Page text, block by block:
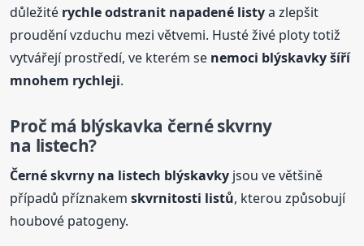
důležité rychle odstranit napadené listya zlepšit
proudění vzduchu mezi větvemi. Husté živé ploty totiž
vytvářejí prostředí, ve kterém se nemoci blýskavky šíří
mnohem rychleji.
Proč má blýskavka černé skvrny
na listech?
Černé skvrny na listech blýskavky jsou ve většině
případů příznakemskvrnitosti listů, kterou způsobují
houbové patogeny.